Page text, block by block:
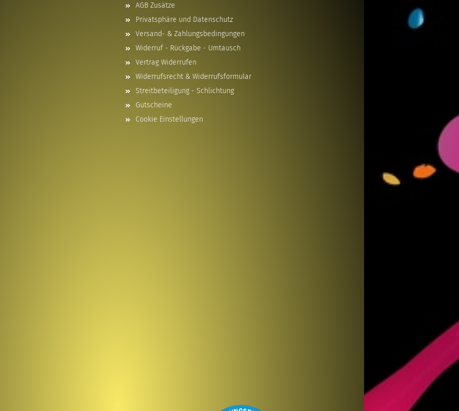
AGB Zusätze
Privatsphäre und Datenschutz
Versand- & Zahlungsbedingungen
Widerruf - Rückgabe - Umtausch
Vertrag Widerrufen
Widerrufsrecht & Widerrufsformular
Streitbeteiligung - Schlichtung
Gutscheine
Cookie Einstellungen